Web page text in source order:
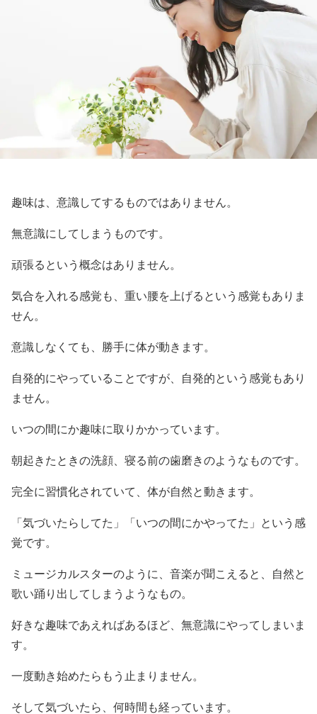
趣味は、意識してするものではありません。
無意識にしてしまうものです。
頑張るという概念はありません。
気合を入れる感覚も、重い腰を上げるという感覚もありま
せん。
意識しなくても、勝手に体が動きます。
自発的にやっていることですが、自発的という感覚もあり
ません。
いつの間にか趣味に取りかかっています。
朝起きたときの洗顔、寝る前の歯磨きのようなものです。
完全に習慣化されていて、体が自然と動きます。
「気づいたらしてた」「いつの間にかやってた」という感
覚です。
ミュージカルスターのように、音楽が聞こえると、自然と
歌い踊り出してしまうようなもの。
好きな趣味であえればあるほど、無意識にやってしまいま
す。
一度動き始めたらもう止まりません。
そして気づいたら、何時間も経っています。